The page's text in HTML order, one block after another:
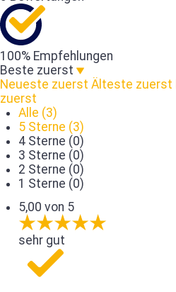
100% Empfehlungen
Beste zuerst
Neueste zuerst Älteste zuerst
zuerst
Alle (3)
5 Sterne (3)
4 Sterne (0)
3 Sterne (0)
2 Sterne (0)
1 Sterne (0)
5,00 von 5
sehr gut